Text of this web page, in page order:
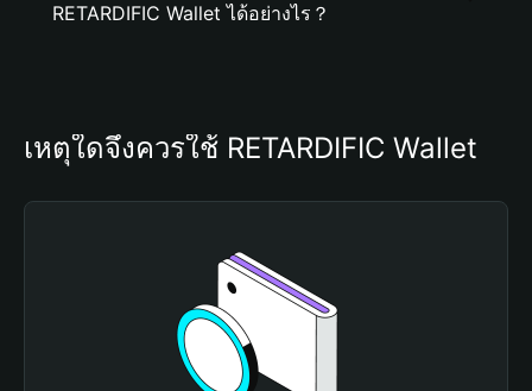
RETARDIFIC Wallet ได้อย่างไร？
เหตุใดจึงควรใช้ RETARDIFIC Wallet